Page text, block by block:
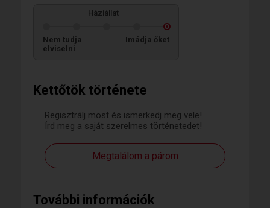
Kettőtök története
Regisztrálj most és ismerkedj meg vele!
Írd meg a saját szerelmes történetedet!
Megtalálom a párom
További információk
Háziállat
Nem tudja
elviselni
Imádja őket